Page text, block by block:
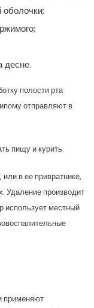
десне.
полости рта
отправляют в
пищу и курить.
в ее привратнике,
Удаление производит
использует местный
применяют